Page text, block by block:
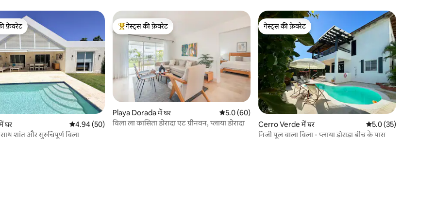
फ़ेवरेट
फ़ेवरेट
घर औसत रेटिंग 5 में से 4.94, 50 समीक्षाएँ
4.94 (50)
शांत और सुरुचिपूर्ण विला
गेस्ट्स का टॉप फ़ेवरेट
गेस्ट्स की फ़ेवरेट
Playa Dorada में घर औसत रेटिंग 5 में से 5.0, 60 समीक्षाएँ
5.0 (60)
विला ला कासिता डोरादा एट ग्रीनवन, प्लाया डोरादा
गेस्ट्स की फ़ेवरेट
गेस्ट्स की फ़ेवरेट
Cerro Verde में घर औसत रेटिंग 5 में से 5.0,
5.0 (35)
निजी पूल वाला विला - प्लाया डोराडा बीच के पास